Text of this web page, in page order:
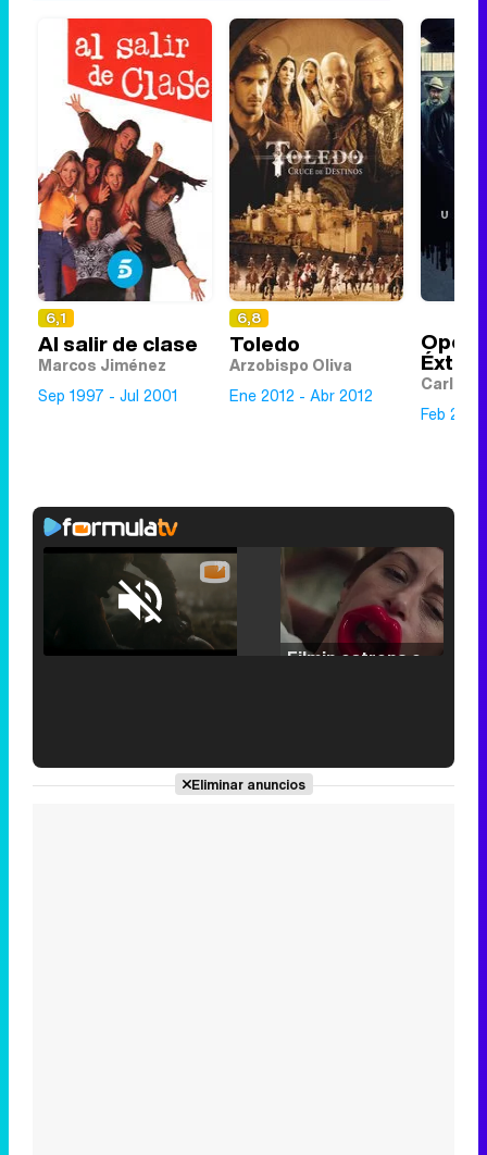
6,1
Al salir de clase
Marcos Jiménez
Sep 1997 - Jul 2001
6,8
Toledo
Arzobispo Oliva
Ene 2012 - Abr 2012
Carlos
Feb
Unmute /
Loaded
25.30%
'120 Minutos' celebra sus 2.000 programas en Telemadrid con un vídeo del día a día en la redacción
Eliminar anuncios